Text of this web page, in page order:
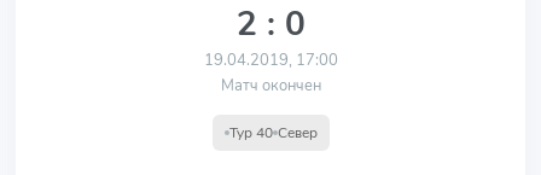
2 : 0
19.04.2019, 17:00
Матч окончен
Тур 40 Север